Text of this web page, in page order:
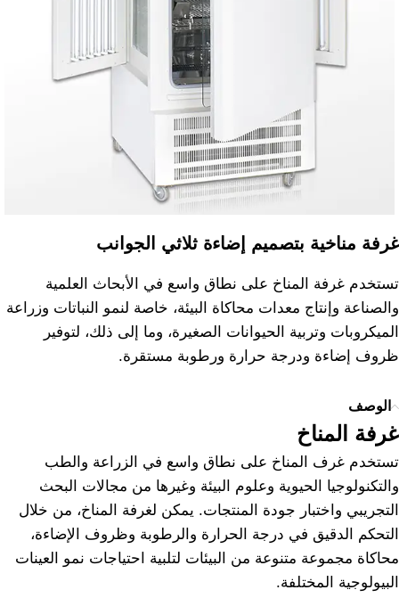
غرفة مناخية بتصميم إضاءة ثلاثي الجوانب
تستخدم غرفة المناخ على نطاق واسع في الأبحاث العلمية
والصناعة وإنتاج معدات محاكاة البيئة، خاصة لنمو النباتات وزراعة
الميكروبات وتربية الحيوانات الصغيرة، وما إلى ذلك، لتوفير
ظروف إضاءة ودرجة حرارة ورطوبة مستقرة.
الوصف
غرفة المناخ
تستخدم غرف المناخ على نطاق واسع في الزراعة والطب
والتكنولوجيا الحيوية وعلوم البيئة وغيرها من مجالات البحث
التجريبي واختبار جودة المنتجات. يمكن لغرفة المناخ، من خلال
التحكم الدقيق في درجة الحرارة والرطوبة وظروف الإضاءة،
محاكاة مجموعة متنوعة من البيئات لتلبية احتياجات نمو العينات
البيولوجية المختلفة.